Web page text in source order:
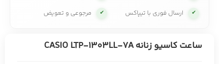
✔ ارسال فوری با تیپاکس ✔ مرجوعی و تعویض
ساعت کاسیو زنانه CASIO LTP-1303LL-7A